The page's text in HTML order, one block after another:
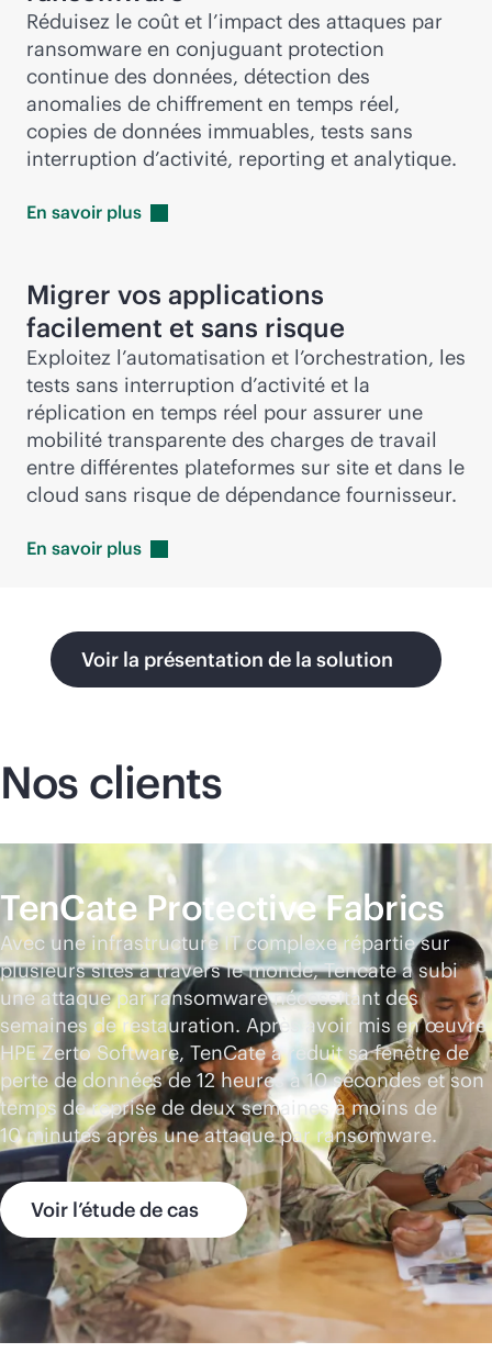
Réduisez le coût et l’impact des attaques par
ransomware en conjuguant protection
continue des données, détection des
anomalies de chiffrement en temps réel,
copies de données immuables, tests sans
interruption d’activité, reporting et analytique.
En savoir plus
Migrer vos applications
facilement et sans risque
Exploitez l’automatisation et l’orchestration, les
tests sans interruption d’activité et la
réplication en temps réel pour assurer une
mobilité transparente des charges de travail
entre différentes plateformes sur site et dans le
cloud sans risque de dépendance fournisseur.
En savoir plus
Voir la présentation de la solution
Nos clients
TenCate Protective Fabrics
Avec une infrastructure IT complexe répartie sur
plusieurs sites à travers le monde, Tencate a subi
une attaque par ransomware nécessitant des
semaines de restauration. Après avoir mis en œuvre
HPE Zerto Software, TenCate a réduit sa fenêtre de
perte de données de 12 heures à 10 secondes et son
temps de reprise de deux semaines à moins de
10 minutes après une attaque par ransomware.
Voir l’étude de cas